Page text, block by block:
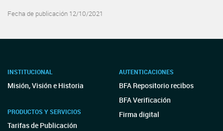
Fecha de publicación 12/10/2021
INSTITUCIONAL
Misión, Visión e Historia
PRODUCTOS Y SERVICIOS
Tarifas de Publicación
AUTENTICACIONES
BFA Repositorio recibos
BFA Verificación
Firma digital